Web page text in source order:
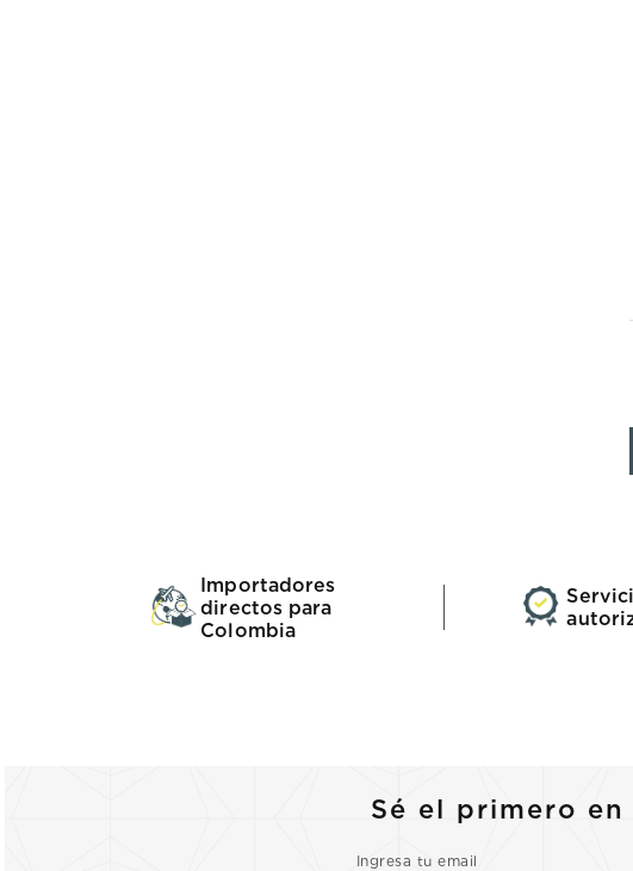
Importadores
directos para
Colombia
Sé el primero
Ingresa tu email